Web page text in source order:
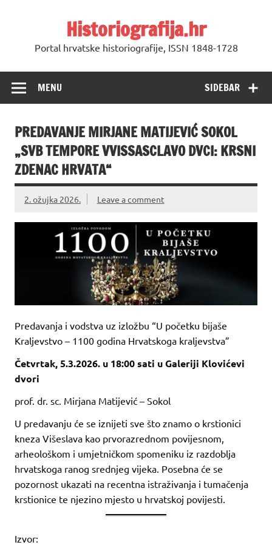
Historiografija.hr
Portal hrvatske historiografije, ISSN 1848-1728
SIDEBAR
MENU
PREDAVANJE MIRJANE MATIJEVIĆ SOKOL
„SVB TEMPORE VVISSASCLAVO DVCI: KRSNI
ZDENAC HRVATA“
2. ožujka 2026. Leave a comment
Predavanja i vodstva uz izložbu “U početku bijaše
Kraljevstvo – 1100 godina Hrvatskoga kraljevstva”
Četvrtak, 5.3.2026. u 18:00 sati u Galeriji Klovićevi
dvori
prof. dr. sc. Mirjana Matijević – Sokol
U predavanju će se iznijeti sve što znamo o krstionici
kneza Višeslava kao prvorazrednom povijesnom,
arheološkom i umjetničkom spomeniku iz razdoblja
hrvatskoga ranog srednjeg vijeka. Posebna će se
pozornost ukazati na recentna istraživanja i tumačenja
krstionice te njezino mjesto u hrvatskoj povijesti.
Izvor: